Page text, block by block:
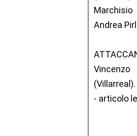
Marchisio
Andrea
Vincenzo
(Villarreal).
- articolo